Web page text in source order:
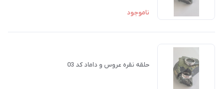
ناموجود
حلقه نقره عروس و داماد کد 03